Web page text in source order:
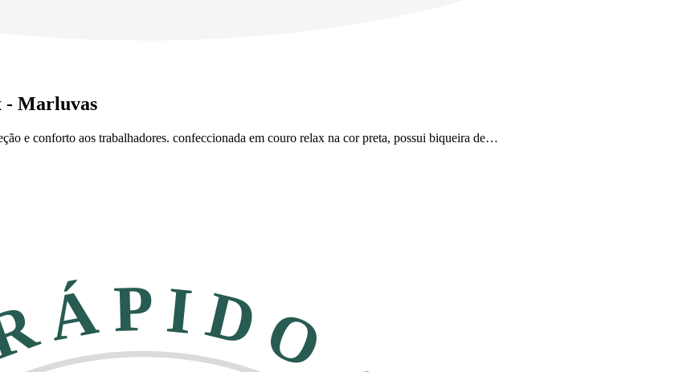
- Marluvas
e conforto aos trabalhadores. confeccionada em couro relax na cor preta, possui biqueira de…